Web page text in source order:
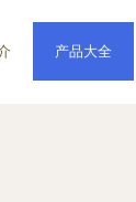
产品大全